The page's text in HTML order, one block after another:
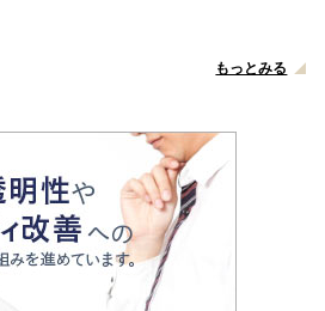
もっとみる